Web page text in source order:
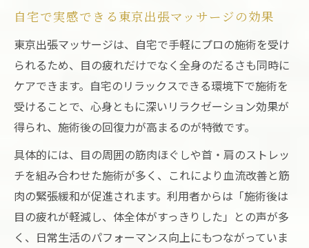
自宅で実感できる東京出張マッサージの効果
東京出張マッサージは、自宅で手軽にプロの施術を受け
られるため、目の疲れだけでなく全身のだるさも同時に
ケアできます。自宅のリラックスできる環境下で施術を
受けることで、心身ともに深いリラクゼーション効果が
得られ、施術後の回復力が高まるのが特徴です。
具体的には、目の周囲の筋肉ほぐしや首・肩のストレッ
チを組み合わせた施術が多く、これにより血流改善と筋
肉の緊張緩和が促進されます。利用者からは「施術後は
目の疲れが軽減し、体全体がすっきりした」との声が多
く、日常生活のパフォーマンス向上にもつながっていま